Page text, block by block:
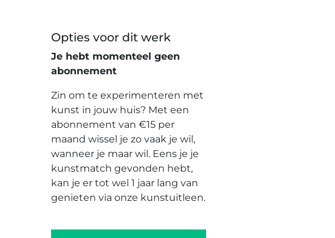
Opties voor dit werk
Je hebt momenteel geen
abonnement
Zin om te experimenteren met
kunst in jouw huis? Met een
abonnement van €15 per
maand wissel je zo vaak je wil,
wanneer je maar wil. Eens je je
kunstmatch gevonden hebt,
kan je er tot wel 1 jaar lang van
genieten via onze kunstuitleen.